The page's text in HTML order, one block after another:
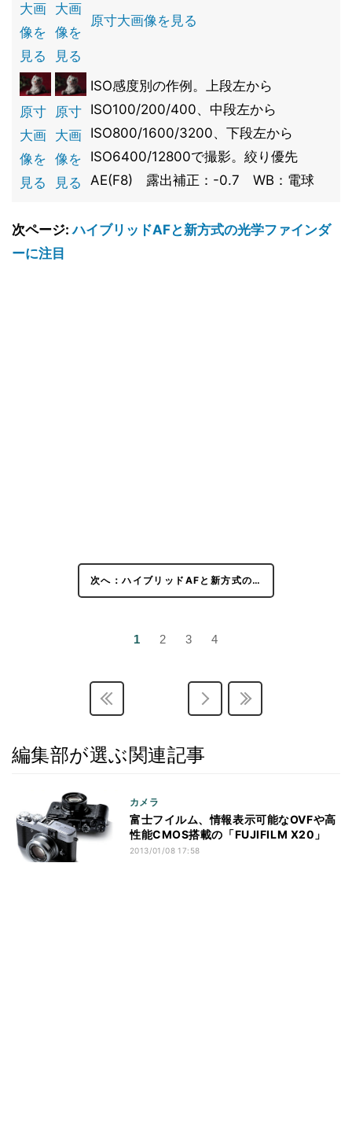
大画
像を
見る
大画
像を
見る
原寸大画像を見る
ISO感度別の作例。上段左から
ISO100/200/400、中段左から
ISO800/1600/3200、下段左から
ISO6400/12800で撮影。絞り優先
AE(F8) 露出補正：-0.7 WB：電球
原寸
大画
像を
見る
原寸
大画
像を
見る
次ページ:ハイブリッドAFと新方式の光学ファインダ
ーに注目
次へ：ハイブリッドAFと新方式の…
1 2 3 4
編集部が選ぶ関連記事
カメラ
富士フイルム、情報表示可能なOVFや高
性能CMOS搭載の「FUJIFILM X20」
2013/01/08 17:58